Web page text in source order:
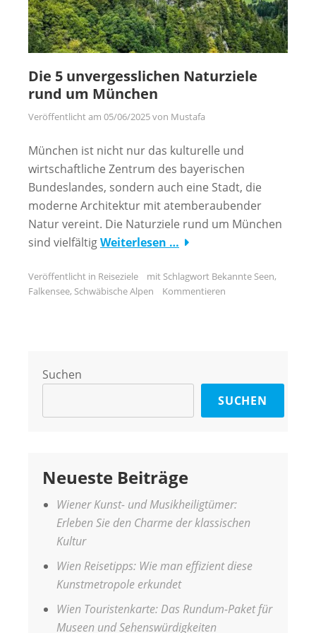
Die 5 unvergesslichen Naturziele
rund um München
Veröffentlicht am 05/06/2025von Mustafa
München ist nicht nur das kulturelle und
wirtschaftliche Zentrum des bayerischen
Bundeslandes, sondern auch eine Stadt, die
moderne Architektur mit atemberaubender
Natur vereint. Die Naturziele rund um München
sind vielfältigWeiterlesen …
Veröffentlicht in Reiseziele mit Schlagwort Bekannte Seen,
Falkensee, Schwäbische Alpen Kommentieren
Suchen
SUCHEN
Neueste Beiträge
Wiener Kunst- und Musikheiligtümer:
Erleben Sie den Charme der klassischen
Kultur
Wien Reisetipps: Wie man effizient diese
Kunstmetropole erkundet
Wien Touristenkarte: Das Rundum-Paket für
Museen und Sehenswürdigkeiten